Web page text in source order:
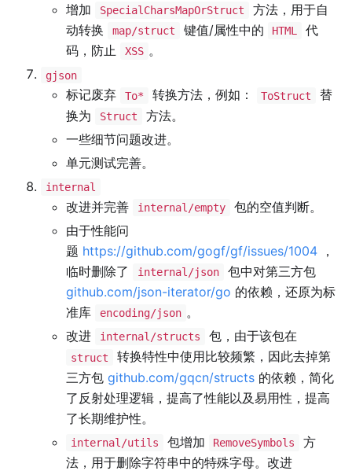
增加 SpecialCharsMapOrStruct
方法，用于自
动转换
map/struct 键值/属性中的 HTML
代
码，防止
XSS 。
gjson
标记废弃 To* 转换方法，例如： ToStruct
替
换为
Struct
方法。
一些细节问题改进。
单元测试完善。
internal
改进并完善 internal/empty
包的空值判断。
由于性能问
题 https://github.com/gogf/gf/issues/1004 ，
临时删除了
internal/json
包中对第三方包
github.com/json-iterator/go 的依赖，还原为标
准库
encoding/json 。
改进
internal/structs 包，由于该包在
struct
转换特性中使用比较频繁，因此去掉第
三方包 github.com/gqcn/structs 的依赖，简化
了反射处理逻辑，提高了性能以及易用性，提高
了长期维护性。
internal/utils 包增加 RemoveSymbols
方
法，用于删除字符串中的特殊字母。改进